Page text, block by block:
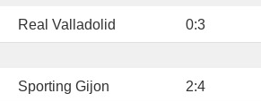
Real Valladolid 0:3
Sporting Gijon 2:4